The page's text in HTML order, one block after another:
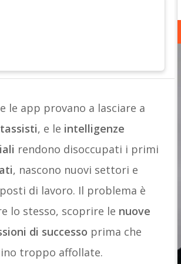
le app provano a lasciare a
tassisti, e le intelligenze
rendono disoccupati i primi
, nascono nuovi settori e
di lavoro. Il problema è
lo stesso, scoprire le nuove
di successo prima che
troppo affollate.